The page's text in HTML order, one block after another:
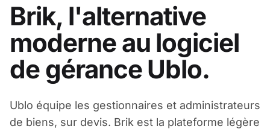
Brik, l'alternative
moderne au logiciel
de gérance Ublo.
Ublo équipe les gestionnaires et administrateurs
de biens, sur devis. Brik est la plateforme légère